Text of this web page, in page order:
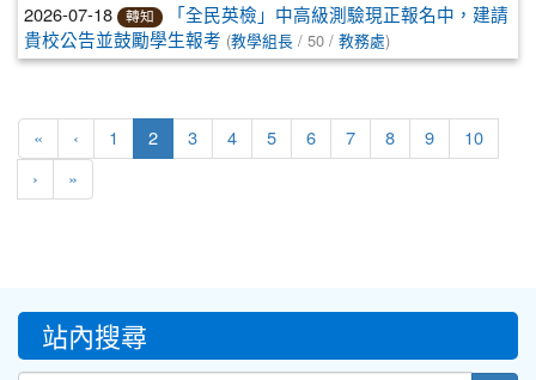
2026-07-18 轉知
「全民英檢」中高級測驗現正報名中，建請
貴校公告並鼓勵學生報考 (教學組長 / 50 / 教務處)
« ‹ 1 2(current)
3 4 5 6 7 8 9 10
› »
::: 站內搜尋